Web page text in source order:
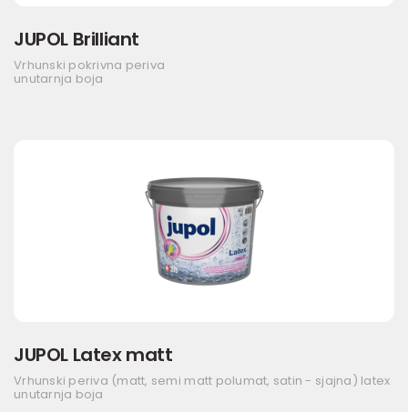
JUPOL Brilliant
Vrhunski pokrivna periva
unutarnja boja
JUPOL Latex matt
Vrhunski periva (matt, semi matt polumat, satin - sjajna) latex
unutarnja boja